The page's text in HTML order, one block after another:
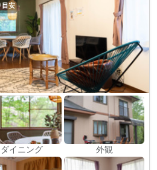
目安
ダイニング 外観